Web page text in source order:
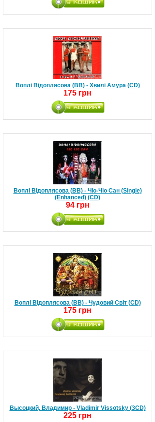
Воплі Відоплясова (ВВ) - Хвилі Амура (CD)
175 грн
Воплі Відоплясова (ВВ) - Чіо-Чіо Сан (Single)
(Enhanced) (CD)
94 грн
Воплі Відоплясова (ВВ) - Чудовий Світ (CD)
175 грн
Высоцкий, Владимир - Vladimir Vissotsky (3CD)
225 грн